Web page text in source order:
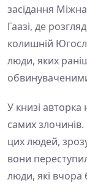
засідання
Гаазі, де
колишній
люди, яких
У книзі
самих
цих людей,
вони
люди, які вчора